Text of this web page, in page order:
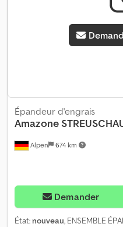
Alpen 674 km
Épandeur d'engrais
Amazone
Demander
État: nouveau, ENSEMBLE